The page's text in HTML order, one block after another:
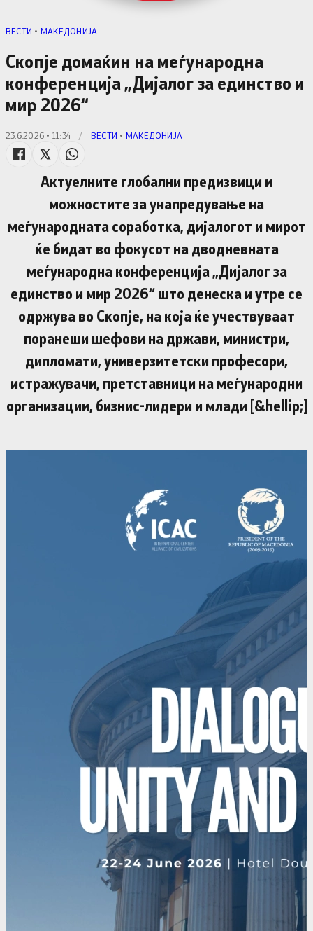
ВЕСТИ • МАКЕДОНИЈА
Скопје домаќин на меѓународна
конференција „Дијалог за единство и
мир 2026“
23.6.2026 • 11:34 / ВЕСТИ • МАКЕДОНИЈА
Актуелните глобални предизвици и
можностите за унапредување на
меѓународната соработка, дијалогот и мирот
ќе бидат во фокусот на дводневната
меѓународна конференција „Дијалог за
единство и мир 2026“ што денеска и утре се
одржува во Скопје, на која ќе учествуваат
поранеши шефови на држави, министри,
дипломати, универзитетски професори,
истражувачи, претставници на меѓународни
организации, бизнис-лидери и млади [&hellip;]